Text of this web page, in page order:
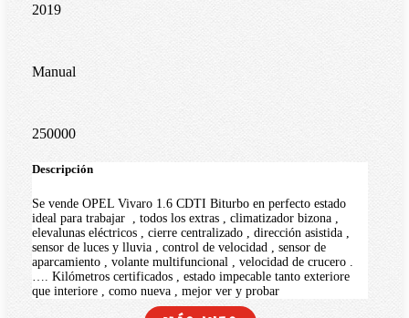
2019
Manual
250000
Descripción
Se vende OPEL Vivaro 1.6 CDTI Biturbo en perfecto estado
ideal para trabajar , todos los extras , climatizador bizona ,
elevalunas eléctricos , cierre centralizado , dirección asistida ,
sensor de luces y lluvia , control de velocidad , sensor de
aparcamiento , volante multifuncional , velocidad de crucero .
…. Kilómetros certificados , estado impecable tanto exteriore
que interiore , como nueva , mejor ver y probar